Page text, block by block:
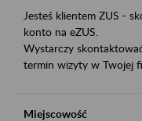
Jesteś klientem ZUS -
konto na eZUS.
Wystarczy
termin wizyty w Twojej
Miejscowość